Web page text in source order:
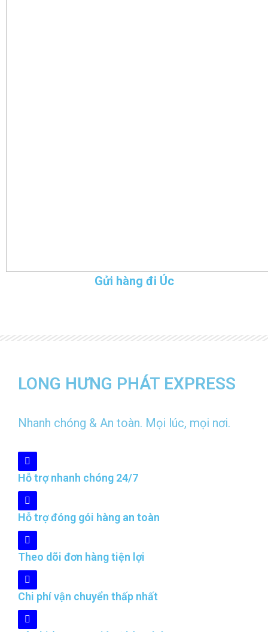
Gửi hàng đi Úc
LONG HƯNG PHÁT EXPRESS
Nhanh chóng & An toàn. Mọi lúc, mọi nơi.
Hỗ trợ nhanh chóng 24/7
Hỗ trợ đóng gói hàng an toàn
Theo dõi đơn hàng tiện lợi
Chi phí vận chuyển thấp nhất